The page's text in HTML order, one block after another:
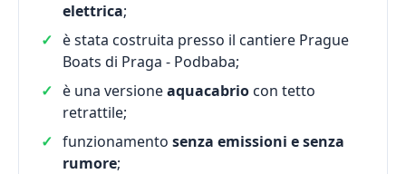
elettrica;
è stata costruita presso il cantiere Prague
Boats di Praga - Podbaba;
è una versioneaquacabrio con tetto
retrattile;
funzionamento senza emissioni e senza
rumore;